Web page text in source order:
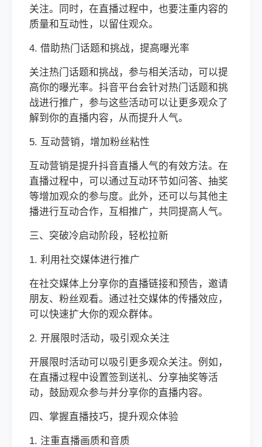
关注。同时，在直播过程中，也要注重内容的
质量和互动性，以留住观众。
4. 借助热门话题和挑战，提高曝光率
关注热门话题和挑战，参与相关活动，可以提
高你的曝光率。抖音平台会针对热门话题和挑
战进行推广，参与这些活动可以让更多观众了
解到你的直播内容，从而提升人气。
5. 互动营销，增加粉丝粘性
互动营销是提升抖音直播人气的有效方法。在
直播过程中，可以通过互动环节如问答、抽奖
等增加观众的参与度。此外，还可以与其他主
播进行互动合作，互相推广，共同提高人气。
三、突破冷启动阶段，轻松拉新
1. 利用社交媒体进行推广
在社交媒体上分享你的直播链接和预告，邀请
朋友、粉丝观看。通过社交媒体的传播效应，
可以快速扩大你的观众群体。
2. 开展限时活动，吸引观众关注
开展限时活动可以吸引更多观众关注。例如，
在直播过程中设置签到送礼、分享抽奖等活
动，鼓励观众参与并分享你的直播内容。
四、掌握直播技巧，提升观众体验
1. 注重直播画质和音质